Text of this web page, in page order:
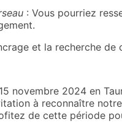
: Vous pourriez
et la recherche
novembre 2024 en
à reconnaître
de cette période